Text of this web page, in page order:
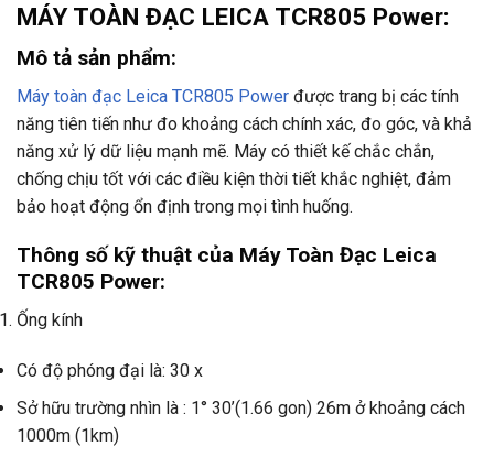
MÁY TOÀN ĐẠC LEICA TCR805 Power:
Mô tả sản phẩm:
Máy toàn đạc Leica TCR805 Power được trang bị các tính
năng tiên tiến như đo khoảng cách chính xác, đo góc, và khả
năng xử lý dữ liệu mạnh mẽ. Máy có thiết kế chắc chắn,
chống chịu tốt với các điều kiện thời tiết khắc nghiệt, đảm
bảo hoạt động ổn định trong mọi tình huống.
Thông số kỹ thuật của Máy Toàn Đạc Leica
TCR805 Power:
Ống kính
Có độ phóng đại là: 30 x
Sở hữu trường nhìn là : 1° 30’(1.66 gon) 26m ở khoảng cách
1000m (1km)